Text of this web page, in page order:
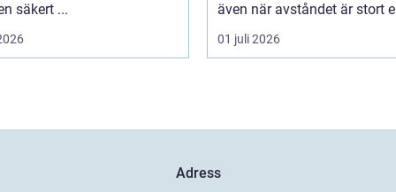
säkert ...
även när avståndet är stort
01 juli 2026
Adress